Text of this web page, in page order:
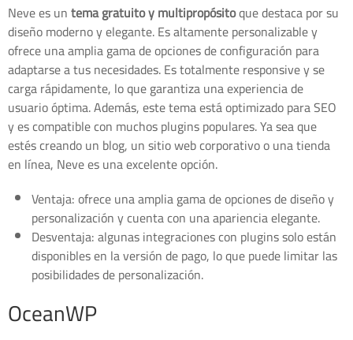
Neve es untema gratuito y multipropósitoque destaca por su
diseño moderno y elegante. Es altamente personalizable y
ofrece una amplia gama de opciones de configuración para
adaptarse a tus necesidades. Es totalmente responsive y se
carga rápidamente, lo que garantiza una experiencia de
usuario óptima. Además, este tema está optimizado para SEO
y es compatible con muchos plugins populares. Ya sea que
estés creando un blog, un sitio web corporativo o una tienda
en línea, Neve es una excelente opción.
Ventaja: ofrece una amplia gama de opciones de diseño y
personalización y cuenta con una apariencia elegante.
Desventaja: algunas integraciones con plugins solo están
disponibles en la versión de pago, lo que puede limitar las
posibilidades de personalización.
OceanWP